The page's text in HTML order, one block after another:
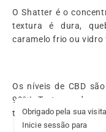
O Shatter é o
textura é dura,
caramelo frio ou vidro
Os níveis de CBD
99%! Trata-se de
terpenos e sem
Obrigado pela sua
Inicie sessão para